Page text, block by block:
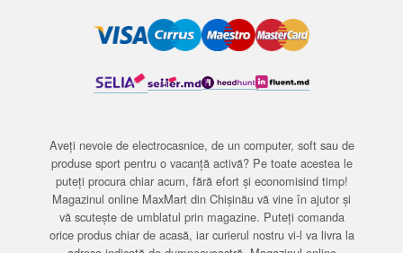
Aveți nevoie de electrocasnice, de un computer, soft sau de
produse sport pentru o vacanță activă? Pe toate acestea le
puteți procura chiar acum, fără efort și economisind timp!
Magazinul online MaxMart din Chișinău vă vine în ajutor și
vă scutește de umblatul prin magazine. Puteți comanda
orice produs chiar de acasă, iar curierul nostru vi-l va livra la